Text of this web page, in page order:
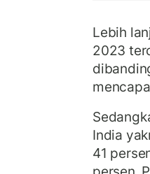
Lebih
2023
India
41